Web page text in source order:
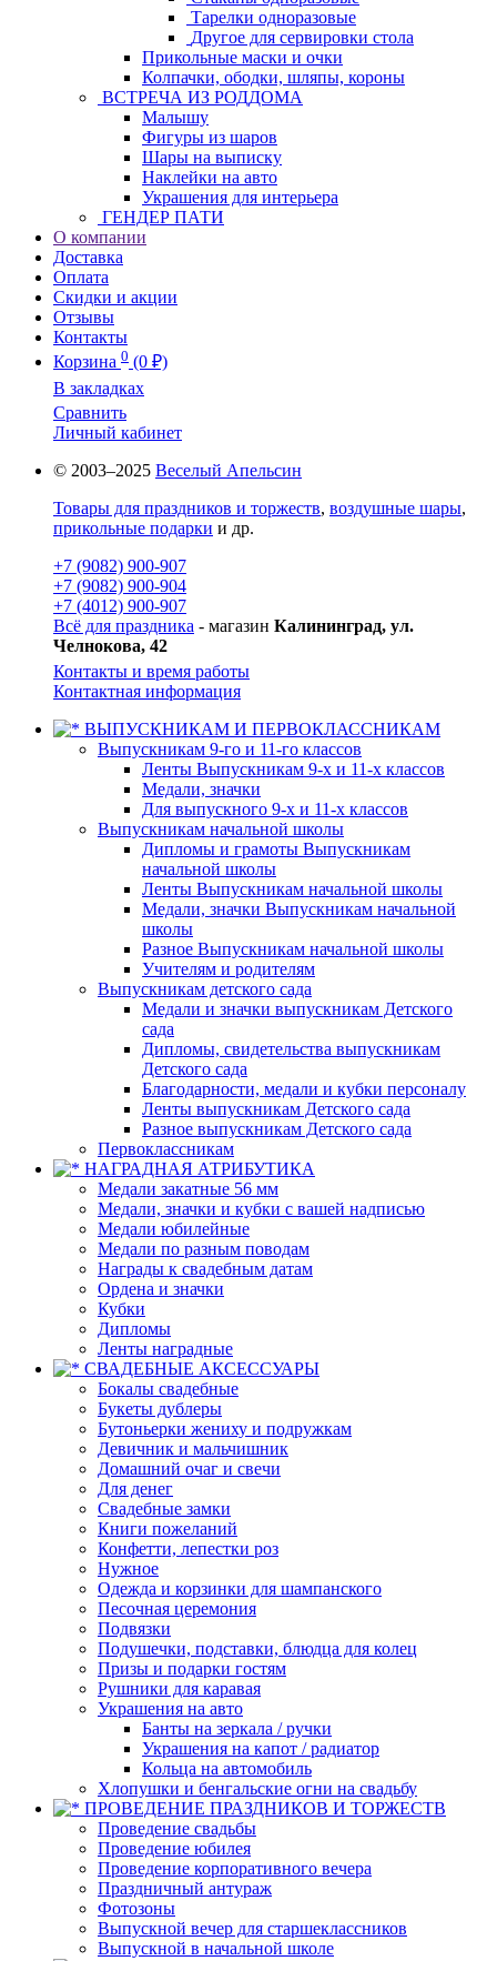
Тарелки одноразовые
Другое для сервировки стола
Прикольные маски и очки
Колпачки, ободки, шляпы, короны
ВСТРЕЧА ИЗ РОДДОМА
Малышу
Фигуры из шаров
Шары на выписку
Наклейки на авто
Украшения для интерьера
ГЕНДЕР ПАТИ
О компании
Доставка
Оплата
Скидки и акции
Отзывы
Контакты
Корзина 0 (0 ₽)
В закладках
Сравнить
Личный кабинет
© 2003–2025 Веселый Апельсин
Товары для праздников и торжеств, воздушные шары,
прикольные подарки и др.
+7 (9082) 900-907
+7 (9082) 900-904
+7 (4012) 900-907
Всё для праздника - магазин Калининград, ул.
Челнокова, 42
Контакты и время работы
Контактная информация
ВЫПУСКНИКАМ И ПЕРВОКЛАССНИКАМ
Выпускникам 9-го и 11-го классов
Ленты Выпускникам 9-х и 11-х классов
Медали, значки
Для выпускного 9-х и 11-х классов
Выпускникам начальной школы
Дипломы и грамоты Выпускникам
начальной школы
Ленты Выпускникам начальной школы
Медали, значки Выпускникам начальной
школы
Разное Выпускникам начальной школы
Учителям и родителям
Выпускникам детского сада
Медали и значки выпускникам Детского
сада
Дипломы, свидетельства выпускникам
Детского сада
Благодарности, медали и кубки персоналу
Ленты выпускникам Детского сада
Разное выпускникам Детского сада
Первоклассникам
НАГРАДНАЯ АТРИБУТИКА
Медали закатные 56 мм
Медали, значки и кубки с вашей надписью
Медали юбилейные
Медали по разным поводам
Награды к свадебным датам
Ордена и значки
Кубки
Дипломы
Ленты наградные
СВАДЕБНЫЕ АКСЕССУАРЫ
Бокалы свадебные
Букеты дублеры
Бутоньерки жениху и подружкам
Девичник и мальчишник
Домашний очаг и свечи
Для денег
Свадебные замки
Книги пожеланий
Конфетти, лепестки роз
Нужное
Одежда и корзинки для шампанского
Песочная церемония
Подвязки
Подушечки, подставки, блюдца для колец
Призы и подарки гостям
Рушники для каравая
Украшения на авто
Банты на зеркала / ручки
Украшения на капот / радиатор
Кольца на автомобиль
Хлопушки и бенгальские огни на свадьбу
ПРОВЕДЕНИЕ ПРАЗДНИКОВ И ТОРЖЕСТВ
Проведение свадьбы
Проведение юбилея
Проведение корпоративного вечера
Праздничный антураж
Фотозоны
Выпускной вечер для старшеклассников
Выпускной в начальной школе